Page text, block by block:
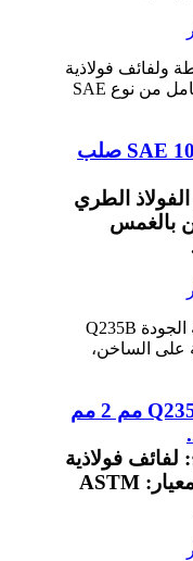
مورد صيني محترف، SAE 1006 صلب
الطري
بالغمس
جودة صينية ممتازة Q235B 1 مم 2 مم
فولاذية
مدرفلة على الساخن، المعيار: ASTM